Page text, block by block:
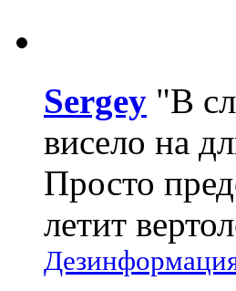
Sergey "В
висело на
Просто
летит